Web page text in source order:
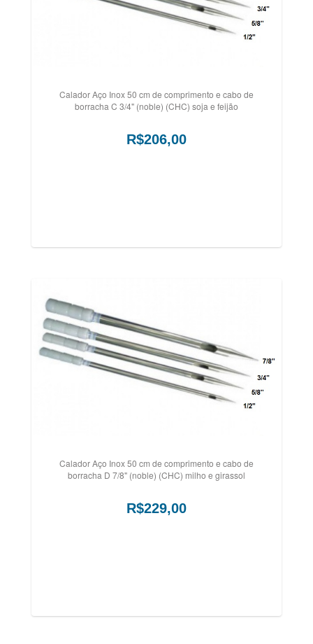
Calador Aço Inox 50 cm de comprimento e cabo de
borracha C 3/4" (noble) (CHC) soja e feijão
R$206,00
Calador Aço Inox 50 cm de comprimento e cabo de
borracha D 7/8" (noble) (CHC) milho e girassol
R$229,00